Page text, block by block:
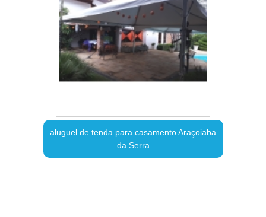
aluguel de tenda para casamento Araçoiaba
da Serra